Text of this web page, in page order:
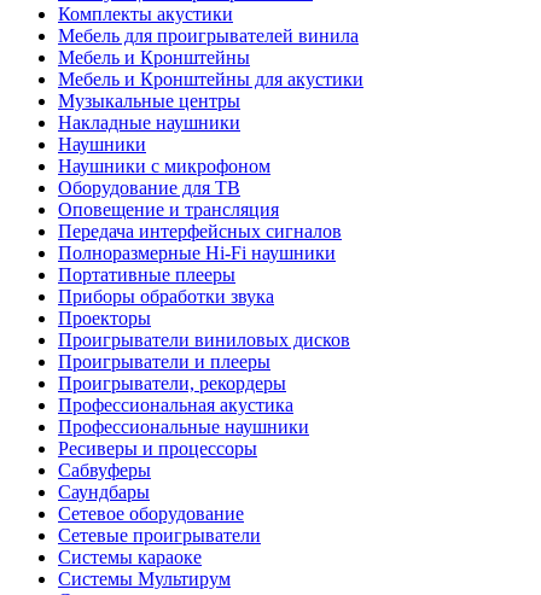
Комплекты акустики
Мебель для проигрывателей винила
Мебель и Кронштейны
Мебель и Кронштейны для акустики
Музыкальные центры
Накладные наушники
Наушники
Наушники с микрофоном
Оборудование для ТВ
Оповещение и трансляция
Передача интерфейсных сигналов
Полноразмерные Hi-Fi наушники
Портативные плееры
Приборы обработки звука
Проекторы
Проигрыватели виниловых дисков
Проигрыватели и плееры
Проигрыватели, рекордеры
Профессиональная акустика
Профессиональные наушники
Ресиверы и процессоры
Сабвуферы
Саундбары
Сетевое оборудование
Сетевые проигрыватели
Системы караоке
Системы Мультирум